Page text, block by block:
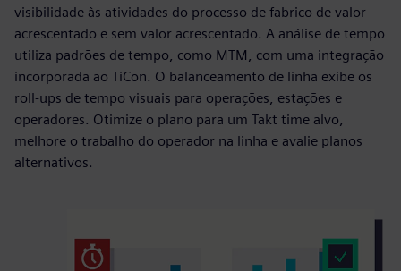
visibilidade às atividades do processo de fabrico de valor
acrescentado e sem valor acrescentado. A análise de tempo
utiliza padrões de tempo, como MTM, com uma integração
incorporada ao TiCon. O balanceamento de linha exibe os
roll-ups de tempo visuais para operações, estações e
operadores. Otimize o plano para um Takt time alvo,
melhore o trabalho do operador na linha e avalie planos
alternativos.